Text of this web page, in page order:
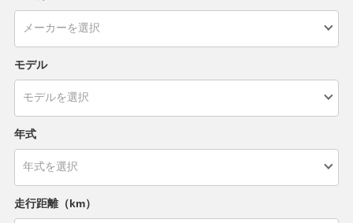
モデル
年式
走行距離（km）